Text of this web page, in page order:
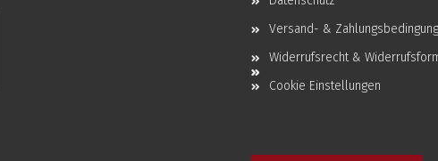
Versand- &
Widerrufsrecht &
Cookie Einstellungen